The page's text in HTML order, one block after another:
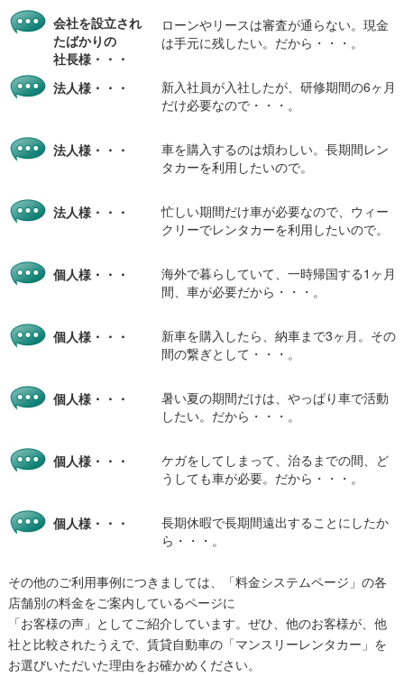
会社を設立され
たばかりの
社長様・・・
ローンやリースは審査が通らない。現金
は手元に残したい。だから・・・。
法人様・・・
新入社員が入社したが、研修期間の6ヶ月
だけ必要なので・・・。
法人様・・・
車を購入するのは煩わしい。長期間レン
タカーを利用したいので。
法人様・・・
忙しい期間だけ車が必要なので、ウィー
クリーでレンタカーを利用したいので。
個人様・・・
海外で暮らしていて、一時帰国する1ヶ月
間、車が必要だから・・・。
個人様・・・
新車を購入したら、納車まで3ヶ月。その
間の繋ぎとして・・・。
個人様・・・
暑い夏の期間だけは、やっぱり車で活動
したい。だから・・・。
個人様・・・
ケガをしてしまって、治るまでの間、ど
うしても車が必要。だから・・・。
個人様・・・
長期休暇で長期間遠出することにしたか
ら・・・。
その他のご利用事例につきましては、「料金システムページ」の各
店舗別の料金をご案内しているページに
「お客様の声」としてご紹介しています。ぜひ、他のお客様が、他
社と比較されたうえで、賃貸自動車の「マンスリーレンタカー」を
お選びいただいた理由をお確かめください。